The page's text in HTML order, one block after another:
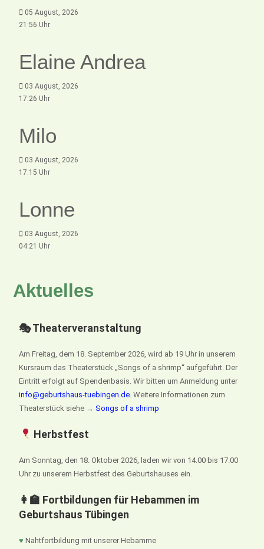
05 August, 2026
21:56 Uhr
Elaine Andrea
03 August, 2026
17:26 Uhr
Milo
03 August, 2026
17:15 Uhr
Lonne
03 August, 2026
04:21 Uhr
Aktuelles
🎭 Theaterveranstaltung
Am Freitag, dem 18. September 2026, wird ab 19 Uhr in unserem
Kursraum das Theaterstück „Songs of a shrimp“ aufgeführt. Der
Eintritt erfolgt auf Spendenbasis. Wir bitten um Anmeldung unter
info@geburtshaus-tuebingen.de. Weitere Informationen zum
Theaterstück siehe →Songs of a shrimp
Herbstfest
Am Sonntag, den 18. Oktober 2026, laden wir von 14.00 bis 17.00
Uhr zu unserem Herbstfest des Geburtshauses ein.
👩‍🏫 Fortbildungen für Hebammen im
Geburtshaus Tübingen
♥ Nahtfortbildung mit unserer Hebamme